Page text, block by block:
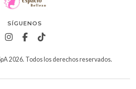
SÍGUENOS
2026. Todos los derechos reservados.